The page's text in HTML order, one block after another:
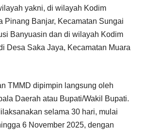
yakni, di wilayah Kodim
Pinang Banjar, Kecamatan Sungai
Banyuasin dan di wilayah Kodim
Desa Saka Jaya, Kecamatan Muara
TMMD dipimpin langsung oleh
Daerah atau Bupati/Wakil Bupati.
selama 30 hari, mulai
6 November 2025, dengan